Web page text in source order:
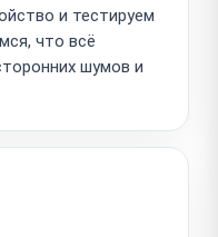
и тестируем
что всё
шумов и